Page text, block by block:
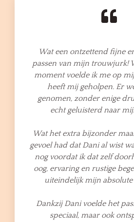
Wat een ontzettend fijne
passen van mijn trouwjurk!
moment voelde ik me op
heeft mij geholpen. Er
genomen, zonder enige
echt geluisterd naar
Wat het extra bijzonder
gevoel had dat Dani al wist
nog voordat ik dat zelf
oog, ervaring en rustige
uiteindelijk mijn
Dankzij Dani voelde het
speciaal, maar ook